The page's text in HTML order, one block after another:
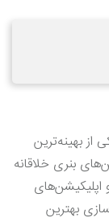
بهینه‌ترین
بنری خلاقانه
اپلیکیشن‌های
بهترین